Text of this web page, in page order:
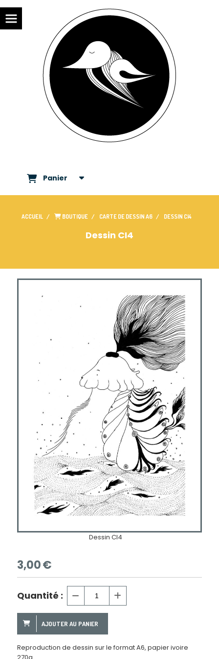
Panier
ACCUEIL BOUTIQUE CARTE DE DESSIN A6 DESSIN CI4
Dessin CI4
Dessin CI4
3,00€
Quantité :
AJOUTER AU PANIER
Reproduction de dessin sur le format A6, papier ivoire